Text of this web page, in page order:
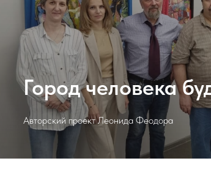
Город человека
Авторский проект Леонида Феодора